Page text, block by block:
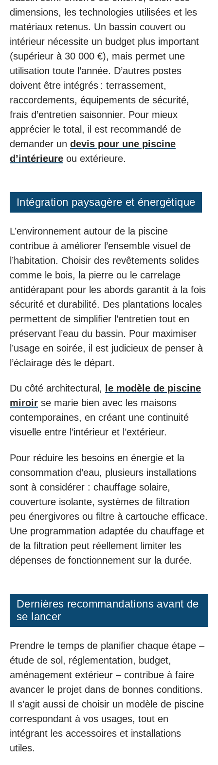
dimensions, les technologies utilisées et les
matériaux retenus. Un bassin couvert ou
intérieur nécessite un budget plus important
(supérieur à 30 000 €), mais permet une
utilisation toute l’année. D’autres postes
doivent être intégrés : terrassement,
raccordements, équipements de sécurité,
frais d’entretien saisonnier. Pour mieux
apprécier le total, il est recommandé de
demander un devis pour une piscine
d’intérieure ou extérieure.
Intégration paysagère et énergétique
L’environnement autour de la piscine
contribue à améliorer l’ensemble visuel de
l’habitation. Choisir des revêtements solides
comme le bois, la pierre ou le carrelage
antidérapant pour les abords garantit à la fois
sécurité et durabilité. Des plantations locales
permettent de simplifier l’entretien tout en
préservant l’eau du bassin. Pour maximiser
l’usage en soirée, il est judicieux de penser à
l’éclairage dès le départ.
Du côté architectural,
le modèle de piscine
miroir se marie bien avec les maisons
contemporaines, en créant une continuité
visuelle entre l’intérieur et l’extérieur.
Pour réduire les besoins en énergie et la
consommation d’eau, plusieurs installations
sont à considérer : chauffage solaire,
couverture isolante, systèmes de filtration
peu énergivores ou filtre à cartouche efficace.
Une programmation adaptée du chauffage et
de la filtration peut réellement limiter les
dépenses de fonctionnement sur la durée.
Dernières recommandations avant de
se lancer
Prendre le temps de planifier chaque étape –
étude de sol, réglementation, budget,
aménagement extérieur – contribue à faire
avancer le projet dans de bonnes conditions.
Il s’agit aussi de choisir un modèle de piscine
correspondant à vos usages, tout en
intégrant les accessoires et installations
utiles.